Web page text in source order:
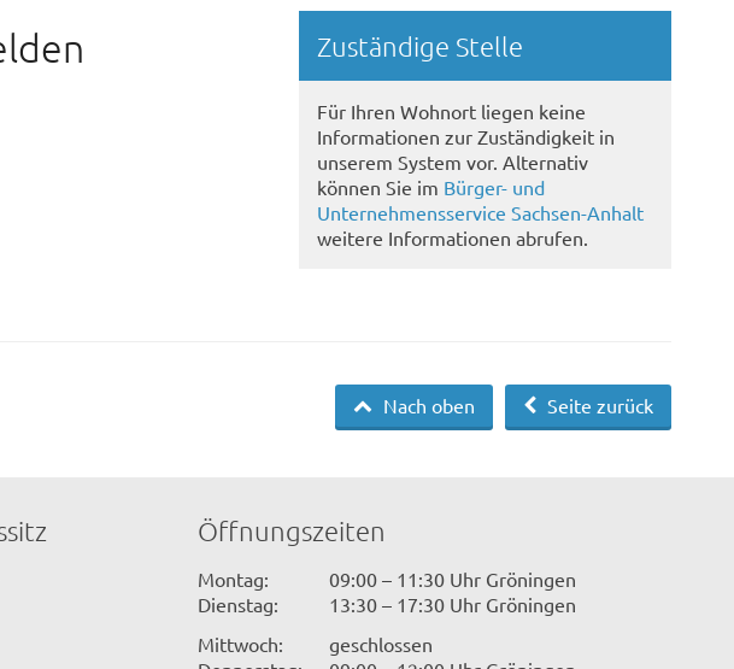
Randspalte
Zuständige Stelle
Für Ihren Wohnort liegen keine
Informationen zur Zuständigkeit in
unserem System vor. Alternativ
können Sie im Bürger- und
Unternehmensservice Sachsen-Anhalt
weitere Informationen abrufen.
Seite zurück
Nach oben
Öffnungszeiten
Montag:
09:00 – 11:30 Uhr Gröningen
Dienstag:
13:30 – 17:30 Uhr Gröningen
Mittwoch:
geschlossen